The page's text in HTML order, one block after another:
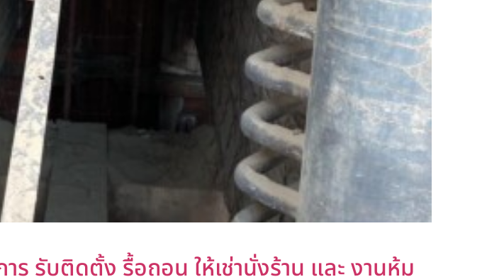
รับติดตั้ง รื้อถอน ให้เช่านั่งร้าน และ งานหุ้ม